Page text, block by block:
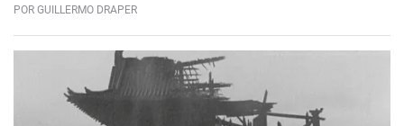
POR GUILLERMO DRAPER